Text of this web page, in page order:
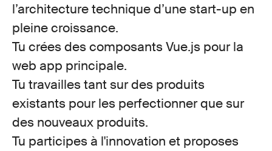
l’architecture technique d’une start-up en
pleine croissance.
Tu crées des composants Vue.js pour la
web app principale.
Tu travailles tant sur des produits
existants pour les perfectionner que sur
des nouveaux produits.
Tu participes à l'innovation et proposes